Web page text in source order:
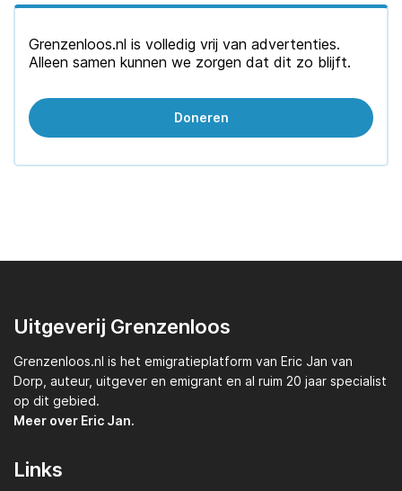
Grenzenloos.nl is volledig vrij van advertenties.
Alleen samen kunnen we zorgen dat dit zo blijft.
Doneren
Uitgeverij Grenzenloos
Grenzenloos.nl is het emigratieplatform van Eric Jan van
Dorp, auteur, uitgever en emigrant en al ruim 20 jaar specialist
op dit gebied.
Meer over Eric Jan.
Links